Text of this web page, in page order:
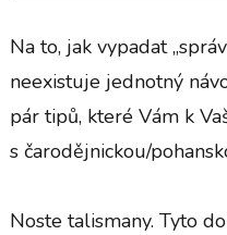
Na to, jak vypadat
neexistuje jednotný
pár tipů, které Vám k
s čarodějnickou/
Noste talismany. Tyto